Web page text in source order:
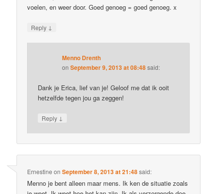
voelen, en weer door. Goed genoeg = goed genoeg. x
Reply ↓
Menno Drenth
onSeptember 9, 2013 at 08:48said:
Dank je Erica, lief van je! Geloof me dat ik ooit
hetzelfde tegen jou ga zeggen!
Reply ↓
Ernestine onSeptember 8, 2013 at 21:48said:
Menno je bent alleen maar mens. Ik ken de situatie zoals